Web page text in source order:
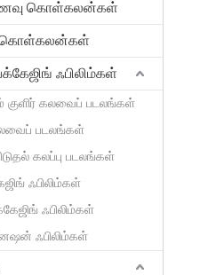
கொள்கலன்கள்
கொள்கலன்கள்
ஃபிலிம்கள்
குளிர் கலவைப் படலங்கள்
படலங்கள்
கலப்பு படலங்கள்
ஃபிலிம்கள்
ஃபிலிம்கள்
ஃபிலிம்கள்